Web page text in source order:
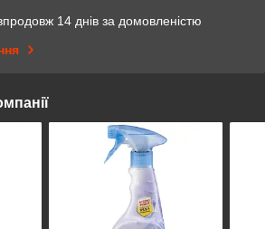
14 днів за домовленістю